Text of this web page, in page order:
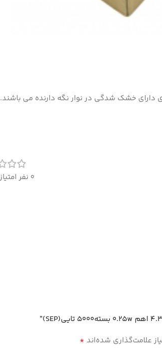
دارای خشک شدگی در نوار نگه دارنده می باشند.
0 نفر امتیاز داده اند
علامت‌گذاری شده‌اند *